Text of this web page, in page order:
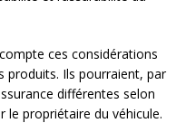
ces considérations
produits. Ils pourraient, par
différentes selon
le propriétaire du véhicule.